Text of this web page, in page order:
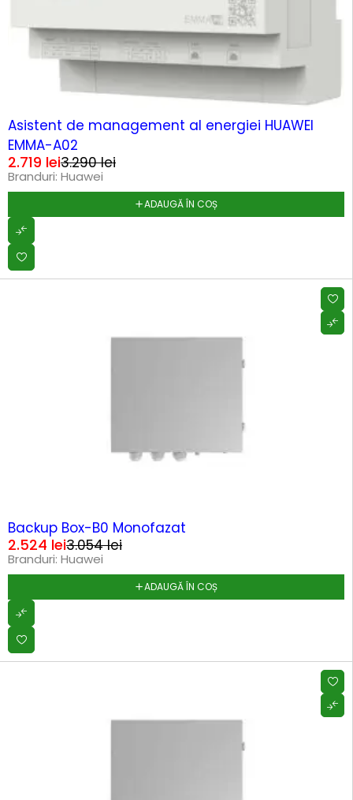
Asistent de management al energiei HUAWEI
EMMA-A02
3.290lei
2.719 lei
Branduri: Huawei
ADAUGĂ ÎN COȘ
Backup Box-B0 Monofazat
3.054lei
2.524 lei
Branduri: Huawei
ADAUGĂ ÎN COȘ